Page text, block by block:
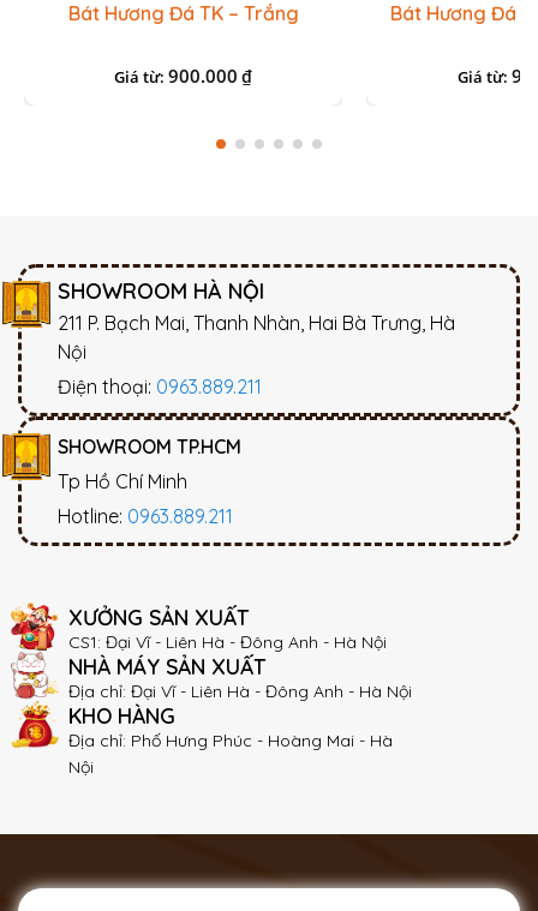
Bát Hương Đá TK – Trắng
Giá từ:900.000 ₫
Bát Hương Đá
Giá từ:
SHOWROOM HÀ NỘI
211 P. Bạch Mai, Thanh Nhàn, Hai Bà Trưng, Hà
Nội
Điện thoại: 0963.889.211
SHOWROOM TP.HCM
Tp Hồ Chí Minh
Hotline: 0963.889.211
XƯỞNG SẢN XUẤT
CS1: Đại Vĩ - Liên Hà - Đông Anh - Hà Nội
NHÀ MÁY SẢN XUẤT
Địa chỉ: Đại Vĩ - Liên Hà - Đông Anh - Hà Nội
KHO HÀNG
Địa chỉ: Phố Hưng Phúc - Hoàng Mai - Hà
Nội